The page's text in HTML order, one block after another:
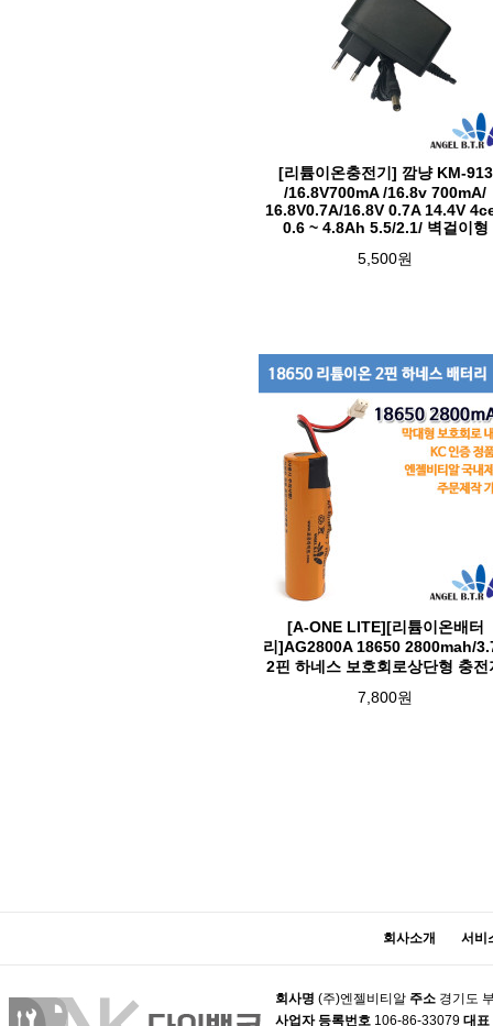
[리튬이온충전기] 깜냥 KM-913
/16.8V700mA /16.8v 700mA/
16.8V0.7A/16.8V 0.7A 14.4V
0.6 ~ 4.8Ah 5.5/2.1/ 벽걸이형
5,500원
[A-ONE LITE][리튬이온배터
리]AG2800A 18650 2800mah/
2핀 하네스 보호회로상단형 충전
7,800원
회사소개 서비
회사명 (주)엔젤비티알 주소 경기도
사업자 등록번호 106-86-33079 대표